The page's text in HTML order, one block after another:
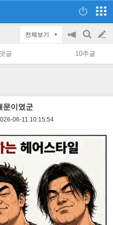
전체보기
공
지
on/off
검
색
글
쓰
글 10추글
문이였군
06-11 10:15:54